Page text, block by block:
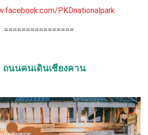
PKDnationalpark
================
ถนนคนเดินเชียงคาน